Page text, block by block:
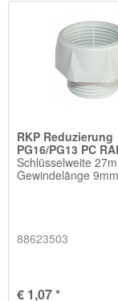
RKP Reduzierung
PG16/PG13 PC
Schlüsselweite
Gewindelänge 9mm
88623503
€ 1,07 *